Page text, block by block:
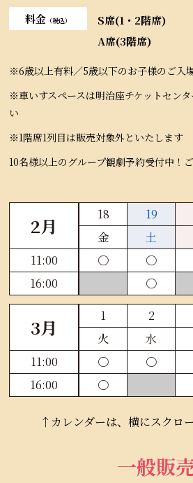
料金 （税込） S席(1・2階席)
A席(3階席)
※6歳以上有料／5歳以下のお子様のご入
※車いすスペースは明治座チケットセン
い
※1階席1列目は販売対象外といたします
10名様以上のグループ観劇予約受付中！
2月 18 19
金
土
11:00
〇 〇
16:00
〇
3月 1 2
火
水
11:00
〇 〇
16:00
〇
↑カレンダーは、横にスクロ
一般販